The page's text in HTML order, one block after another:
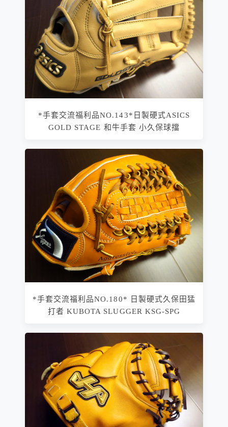
*手套交流福利品NO.143*日製硬式ASICS
GOLD STAGE 和牛手套 小久保球擋
*手套交流福利品NO.180* 日製硬式久保田猛
打者 KUBOTA SLUGGER KSG-SPG